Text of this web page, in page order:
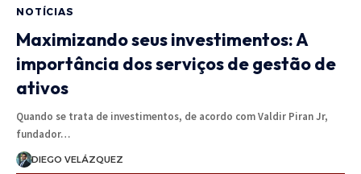
NOTÍCIAS
Maximizando seus investimentos: A
importância dos serviços de gestão de
ativos
Quando se trata de investimentos, de acordo com Valdir Piran Jr,
fundador…
DIEGO VELÁZQUEZ